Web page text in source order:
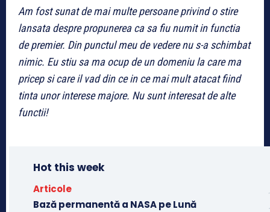
Am fost sunat de mai multe persoane privind o stire
lansata despre propunerea ca sa fiu numit in functia
de premier. Din punctul meu de vedere nu s-a schimbat
nimic. Eu stiu sa ma ocup de un domeniu la care ma
pricep si care il vad din ce in ce mai mult atacat fiind
tinta unor interese majore. Nu sunt interesat de alte
functii!
Hot this week
Articole
Bază permanentă a NASA pe Lună